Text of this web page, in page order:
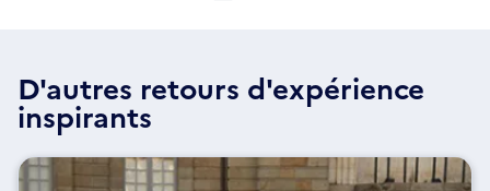
D'autres retours d'expérience
inspirants